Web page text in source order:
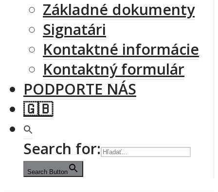
Základné dokumenty
Signatári
Kontaktné informácie
Kontaktný formulár
PODPORTE NÁS
🇬🇧
Search for:
Search Button